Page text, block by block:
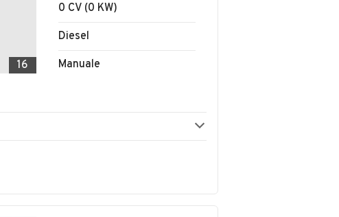
16
0 CV (0 KW)
Diesel
Manuale